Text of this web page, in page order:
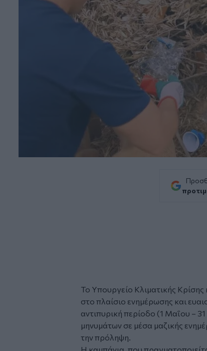
Το Υπουργείο Κλιματικής
στο πλαίσιο ενημέρωσης και
αντιπυρική περίοδο (1 Μαΐου –
μηνυμάτων σε μέσα μαζικής
την πρόληψη.